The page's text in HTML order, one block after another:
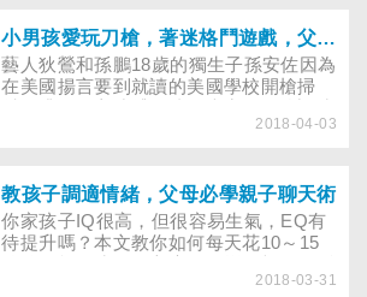
這些稚氣未脫，才剛換下圍兜，捨不得和
點心說拜拜的小可愛，他們能坐在教室裡
專心地上課，認真地學習嗎？
小男孩愛玩刀槍，著迷格鬥遊戲，父母該禁止？
藝人狄鶯和孫鵬18歲的獨生子孫安佐因為
在美國揚言要到就讀的美國學校開槍掃
子只是和同學打嘴砲、開玩笑，但賓州警
震驚社會。其實，不只孫安佐，許多小男
生都很喜歡玩具槍或是玩打打殺殺的格鬥
遊戲，讓不少家長心生疑慮，究竟要怎麼
教育小孩，孩子才懂得拿捏遊戲與現實世
界之間的分際，避免引起不必要的恐慌？
2018-04-03
教孩子調適情緒，父母必學親子聊天術
你家孩子IQ很高，但很容易生氣，EQ有
待提升嗎？本文教你如何每天花10～15
的同時，也讓孩子學會處理負面情緒，分
2018-03-31